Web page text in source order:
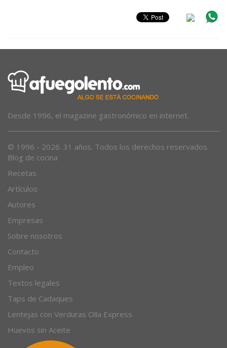
Desde 1996, el magazine gastronómico en internet.
© 1996 - 2026. 31 años. Todos los derechos reservados.
Blog de cocina
Recetas
Artículos
Autores
Empresas
Sobre nosotros
Contacto
Empleo
Textos legales
Taps de Cadaques
Lentejas con Verduras Olla Express
Huevos sin Aceite